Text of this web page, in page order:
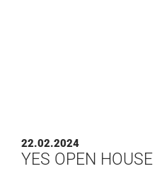
22.02.2024
YES OPEN HOUSE